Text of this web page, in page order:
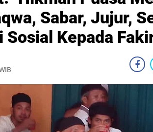
Sabar, Jujur,
Sosial Kepada